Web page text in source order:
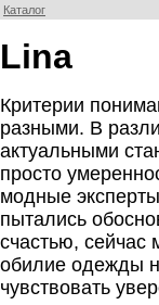
Каталог
Lina
Критерии
разными. В
актуальными
просто
модные
пытались
счастью, сейчас
обилие одежды
чувствовать